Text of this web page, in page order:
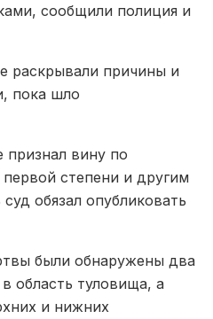
сообщили полиция и
раскрывали причины и
пока шло
признал вину по
степени и другим
обязал опубликовать
были обнаружены два
область туловища, а
и нижних